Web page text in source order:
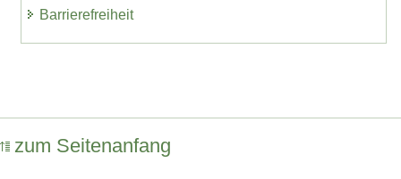
Barrierefreiheit
zum Seitenanfang